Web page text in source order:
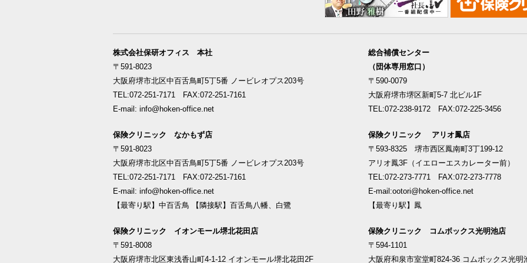
株式会社保研オフィス 本社
〒591-8023
大阪府堺市北区中百舌鳥町5丁5番 ノービレオプス203号
TEL:072-251-7171 FAX:072-251-7161
E-mail: info@hoken-office.net
保険クリニック なかもず店
〒591-8023
大阪府堺市北区中百舌鳥町5丁5番 ノービレオプス203号
TEL:072-251-7171 FAX:072-251-7161
E-mail: info@hoken-office.net
【最寄り駅】中百舌鳥 【隣接駅】百舌鳥八幡、白鷺
総合補償センター
（団体専用窓口）
〒590-0079
大阪府堺市堺区新町5-7 北ビル1F
TEL:072-238-9172 FAX:072-225-3456
保険クリニック アリオ鳳店
〒593-8325 堺市西区鳳南町3丁199-12
アリオ鳳3F（イエローエスカレーター前）
TEL:072-273-7771 FAX:072-273-7778
E-mail:ootori@hoken-office.net
【最寄り駅】鳳
保険クリニック イオンモール堺北花田店
〒591-8008
大阪府堺市北区東浅香山町4-1-12 イオンモール堺北花田2F
保険クリニック コムボックス光明池店
〒594-1101
大阪府和泉市室堂町824-36 コムボックス光明